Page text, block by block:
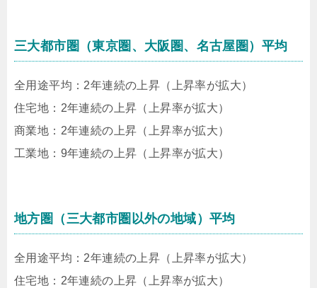
三大都市圏（東京圏、大阪圏、名古屋圏）平均
全用途平均：2年連続の上昇（上昇率が拡大）
住宅地：2年連続の上昇（上昇率が拡大）
商業地：2年連続の上昇（上昇率が拡大）
工業地：9年連続の上昇（上昇率が拡大）
地方圏（三大都市圏以外の地域）平均
全用途平均：2年連続の上昇（上昇率が拡大）
住宅地：2年連続の上昇（上昇率が拡大）